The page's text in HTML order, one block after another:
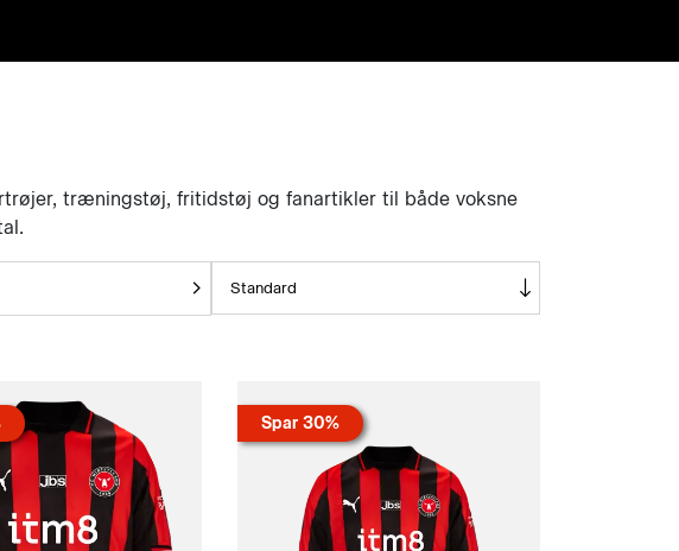
træningstøj, fritidstøj og fanartikler til både voksne
Spar 30%